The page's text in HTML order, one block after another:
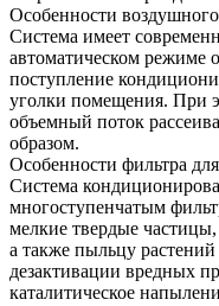
Особенности
Система имеет
автоматическом режиме
поступление
уголки помещения. При
объемный поток
образом.
Особенности фильтра
Система
многоступенчатым
мелкие твердые частицы,
а также пыльцу
дезактивации вредных
каталитическое